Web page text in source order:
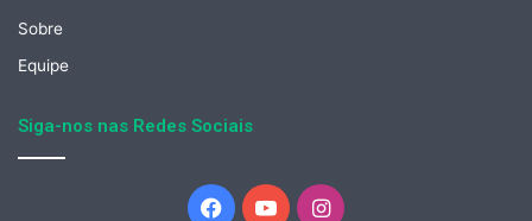
Sobre
Equipe
Siga-nos nas Redes Sociais
Facebook
YouTubeInstagram